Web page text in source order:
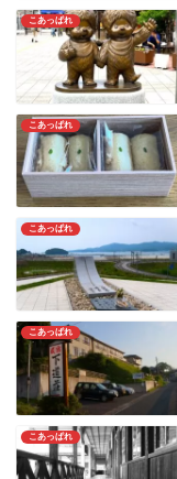
こあっぱれ
こあっぱれ
こあっぱれ
こあっぱれ
こあっぱれ